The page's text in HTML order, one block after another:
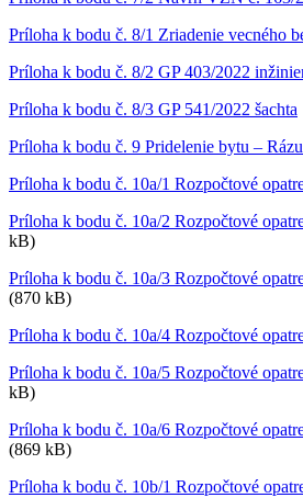
Príloha k bodu č. 8/1 Zriadenie vecného
Príloha k bodu č. 8/2 GP 403/2022
Príloha k bodu č. 8/3 GP 541/2022 šachta
Príloha k bodu č. 9 Pridelenie bytu –
Príloha k bodu č. 10a/1 Rozpočtové
Príloha k bodu č. 10a/2 Rozpočtové
kB)
Príloha k bodu č. 10a/3 Rozpočtové
(870 kB)
Príloha k bodu č. 10a/4 Rozpočtové
Príloha k bodu č. 10a/5 Rozpočtové
kB)
Príloha k bodu č. 10a/6 Rozpočtové
(869 kB)
Príloha k bodu č. 10b/1 Rozpočtové